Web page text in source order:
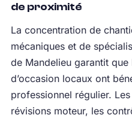
de proximité
La concentration de
mécaniques et de
de Mandelieu garantit
d’occasion locaux ont
professionnel régulier.
révisions moteur, les